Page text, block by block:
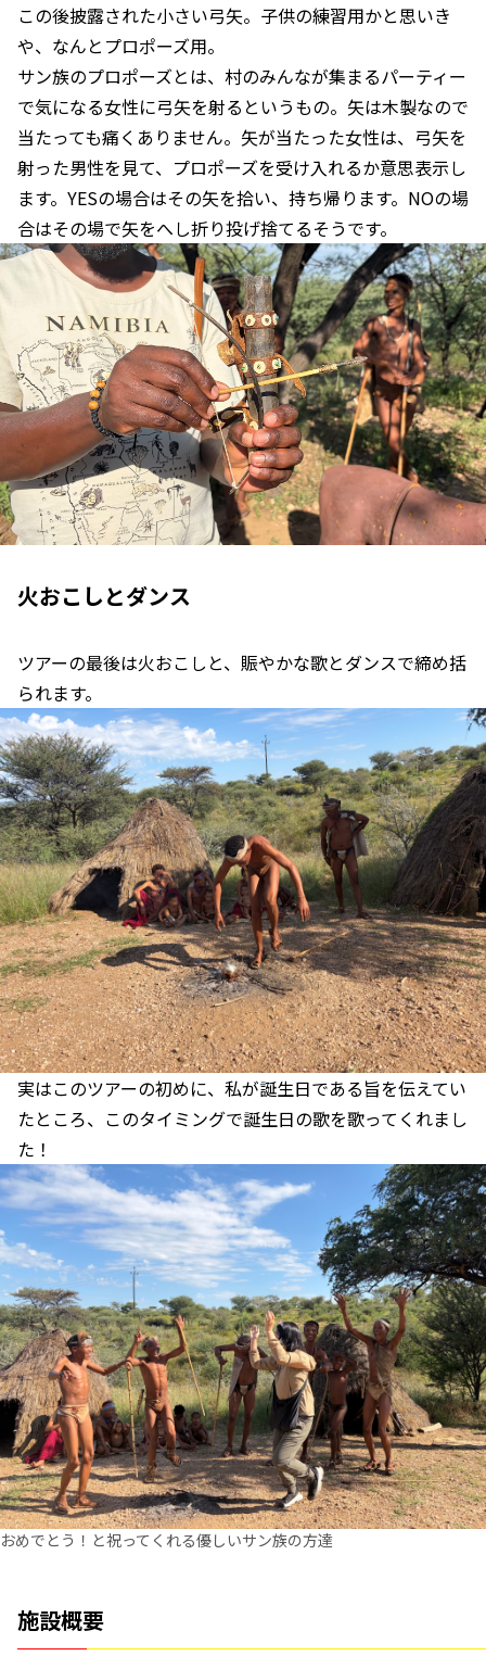
この後披露された小さい弓矢。子供の練習用かと思いき
や、なんとプロポーズ用。
サン族のプロポーズとは、村のみんなが集まるパーティー
で気になる女性に弓矢を射るというもの。矢は木製なので
当たっても痛くありません。矢が当たった女性は、弓矢を
射った男性を見て、プロポーズを受け入れるか意思表示し
ます。YESの場合はその矢を拾い、持ち帰ります。NOの場
合はその場で矢をへし折り投げ捨てるそうです。
火おこしとダンス
ツアーの最後は火おこしと、賑やかな歌とダンスで締め括
られます。
実はこのツアーの初めに、私が誕生日である旨を伝えてい
たところ、このタイミングで誕生日の歌を歌ってくれまし
た！
おめでとう！と祝ってくれる優しいサン族の方達
施設概要